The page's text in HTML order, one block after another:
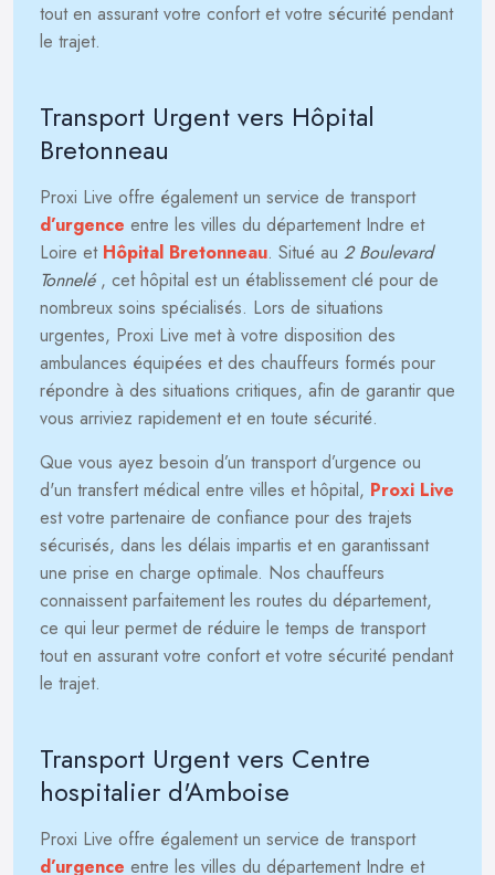
tout en assurant votre confort et votre sécurité pendant
le trajet.
Transport Urgent vers Hôpital
Bretonneau
Proxi Live offre également un service de transport
d’urgence entre les villes du département Indre et
Loire et Hôpital Bretonneau. Situé au 2 Boulevard
Tonnelé , cet hôpital est un établissement clé pour de
nombreux soins spécialisés. Lors de situations
urgentes, Proxi Live met à votre disposition des
ambulances équipées et des chauffeurs formés pour
répondre à des situations critiques, afin de garantir que
vous arriviez rapidement et en toute sécurité.
Que vous ayez besoin d’un transport d’urgence ou
d'un transfert médical entre villes et hôpital, Proxi Live
est votre partenaire de confiance pour des trajets
sécurisés, dans les délais impartis et en garantissant
une prise en charge optimale. Nos chauffeurs
connaissent parfaitement les routes du département,
ce qui leur permet de réduire le temps de transport
tout en assurant votre confort et votre sécurité pendant
le trajet.
Transport Urgent vers Centre
hospitalier d'Amboise
Proxi Live offre également un service de transport
d’urgence entre les villes du département Indre et